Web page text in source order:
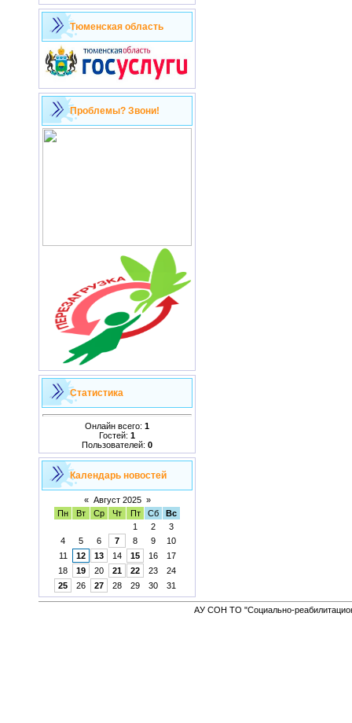
Тюменская область
Проблемы? Звони!
Статистика
Онлайн всего: 1
Гостей: 1
Пользователей: 0
Календарь новостей
« Август 2025 »
Пн
Вт Ср Чт Пт Сб
Вс
1
2
3
4
5 6 7 8 9
10
11
12 13 14 15 16
17
18
19 20 21 22 23
24
25
26 27 28 29 30 31
АУ СОН ТО "Социально-